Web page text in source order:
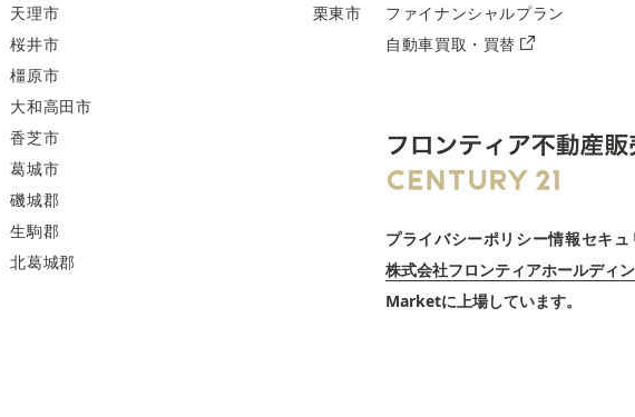
天理市
桜井市
橿原市
大和高田市
香芝市
葛城市
磯城郡
生駒郡
北葛城郡
栗東市
ファイナンシャルプラン
自動車買取・買替
プライバシーポリシー情報セキ
株式会社フロンティアホールディ
Marketに上場しています。